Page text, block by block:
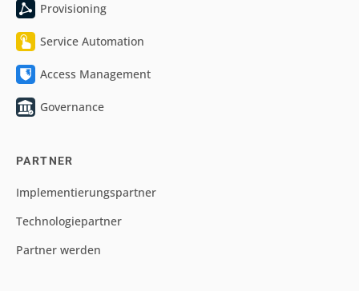
Provisioning
Service Automation
Access Management
Governance
PARTNER
Implementierungspartner
Technologiepartner
Partner werden